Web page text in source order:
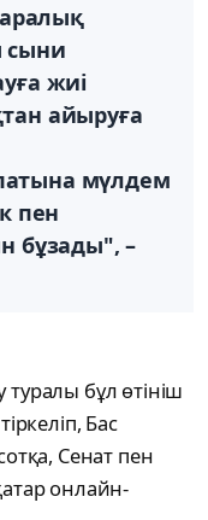
сыни
жиі
айыруға
мүлдем
пен
бұзады", –
бұл өтініш
Бас
Сенат пен
онлайн-